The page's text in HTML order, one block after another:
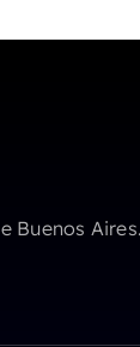
Buenos Aires.